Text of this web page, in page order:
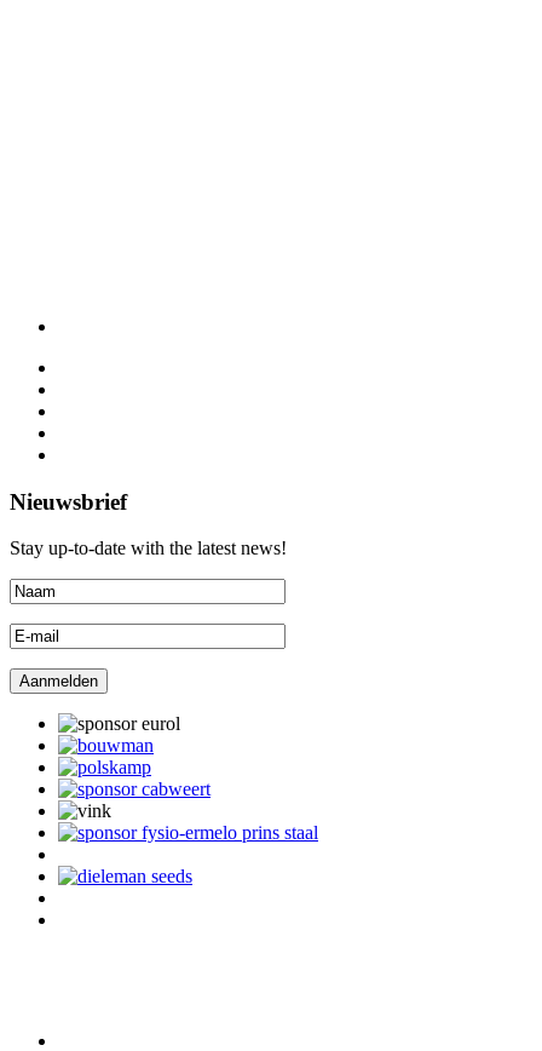
Nieuwsbrief
Stay up-to-date with the latest news!